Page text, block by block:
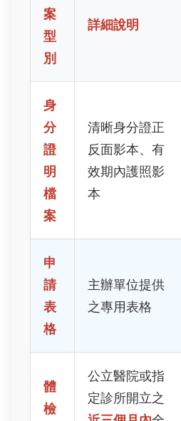
案
型
別
詳細說明
身
分
證
明
檔
案
清晰身分證正
反面影本、有
效期內護照影
本
申
請
表
格
主辦單位提供
之專用表格
體
檢
公立醫院或指
定診所開立之